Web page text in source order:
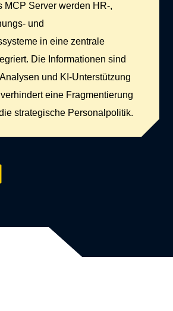
MCP Server werden HR-,
und
in eine zentrale
Die Informationen sind
und KI-Unterstützung
eine Fragmentierung
strategische Personalpolitik.